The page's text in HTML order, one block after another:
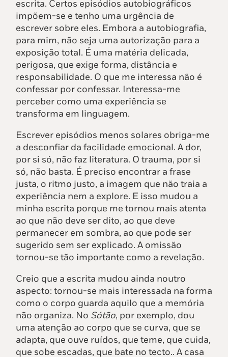
escrita. Certos episódios autobiográficos
impõem-se e tenho uma urgência de
escrever sobre eles. Embora a autobiografia,
para mim, não seja uma autorização para a
exposição total. É uma matéria delicada,
perigosa, que exige forma, distância e
responsabilidade. O que me interessa não é
confessar por confessar. Interessa-me
perceber como uma experiência se
transforma em linguagem.
Escrever episódios menos solares obriga-me
a desconfiar da facilidade emocional. A dor,
por si só, não faz literatura. O trauma, por si
só, não basta. É preciso encontrar a frase
justa, o ritmo justo, a imagem que não traia a
experiência nem a explore. E isso mudou a
minha escrita porque me tornou mais atenta
ao que não deve ser dito, ao que deve
permanecer em sombra, ao que pode ser
sugerido sem ser explicado. A omissão
tornou-se tão importante como a revelação.
Creio que a escrita mudou ainda noutro
aspecto: tornou-se mais interessada na forma
como o corpo guarda aquilo que a memória
não organiza. No Sótão, por exemplo, dou
uma atenção ao corpo que se curva, que se
adapta, que ouve ruídos, que teme, que cuida,
que sobe escadas, que bate no tecto.. A casa